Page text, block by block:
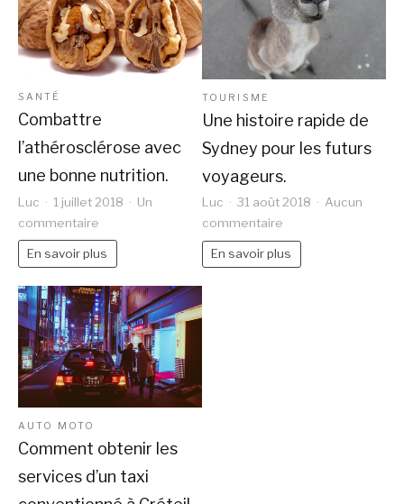
famille
SANTÉ
Combattre
l’athérosclérose avec
une bonne nutrition.
Luc 1 juillet 2018
Un
commentaire
Combattre
l’athérosclérose
avec
une
bonne
nutrition.
En savoir plus
TOURISME
Une histoire rapide de
Sydney pour les futurs
voyageurs.
Luc 31 août 2018
Aucun
commentaire
Une
histoire
En savoir plus
AUTO MOTO
Comment obtenir les
services d’un taxi